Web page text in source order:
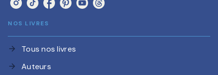
NOS LIVRES
arrow_forward Tous nos livres
arrow_forward Auteurs